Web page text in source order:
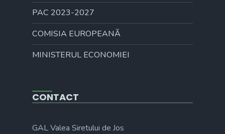
PAC 2023-2027
COMISIA EUROPEANĂ
MINISTERUL ECONOMIEI
CONTACT
GAL Valea Siretului de Jos